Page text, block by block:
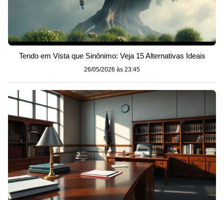
Tendo em Vista que Sinônimo: Veja 15 Alternativas Ideais
26/05/2026 às 23:45